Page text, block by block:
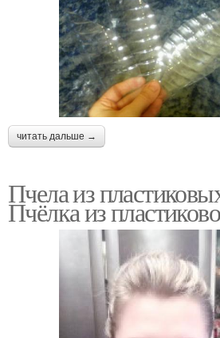
читать дальше →
Пчела из
Пчёлка из